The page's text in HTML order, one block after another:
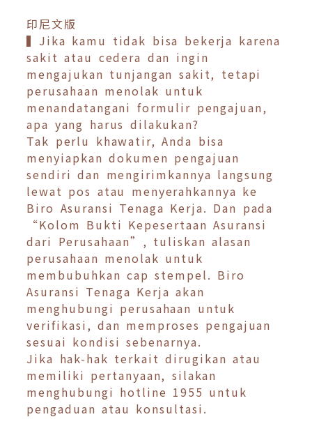
印尼文版
▍Jika kamu tidak bisa bekerja karena
sakit atau cedera dan ingin
mengajukan tunjangan sakit, tetapi
perusahaan menolak untuk
menandatangani formulir pengajuan,
apa yang harus dilakukan?
Tak perlu khawatir, Anda bisa
menyiapkan dokumen pengajuan
sendiri dan mengirimkannya langsung
lewat pos atau menyerahkannya ke
Biro Asuransi Tenaga Kerja. Dan pada
“Kolom Bukti Kepesertaan Asuransi
dari Perusahaan”, tuliskan alasan
perusahaan menolak untuk
membubuhkan cap stempel. Biro
Asuransi Tenaga Kerja akan
menghubungi perusahaan untuk
verifikasi, dan memproses pengajuan
sesuai kondisi sebenarnya.
Jika hak-hak terkait dirugikan atau
memiliki pertanyaan, silakan
menghubungi hotline 1955 untuk
pengaduan atau konsultasi.